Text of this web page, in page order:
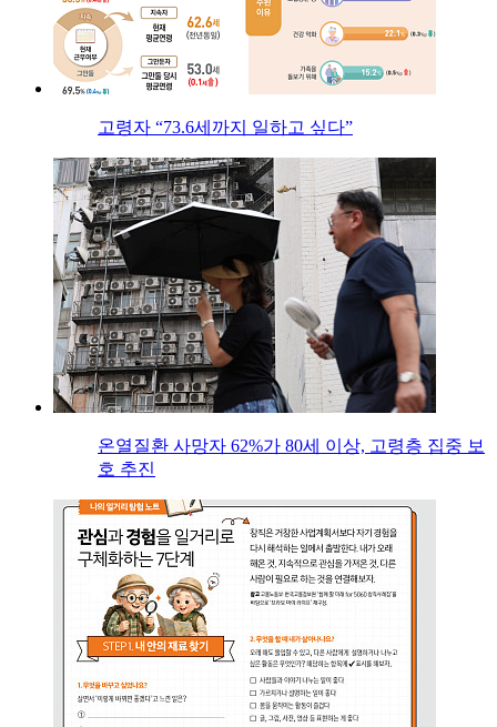
고령자 “73.6세까지 일하고 싶다”
온열질환 사망자 62%가 80세 이상, 고령층 집중 보
호 추진